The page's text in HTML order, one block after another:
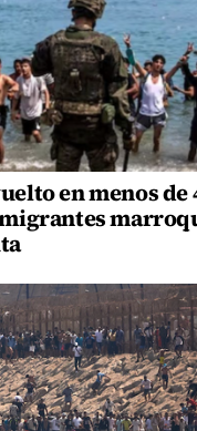
en menos de
migrantes